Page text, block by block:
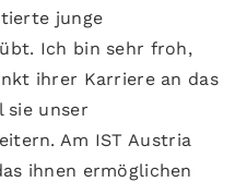
junge
Ich bin sehr froh,
ihrer Karriere an das
sie unser
Am IST Austria
ihnen ermöglichen